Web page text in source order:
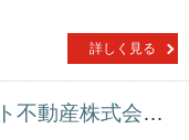
詳しく見る
三井住友トラスト不動産株式会社高槻センター